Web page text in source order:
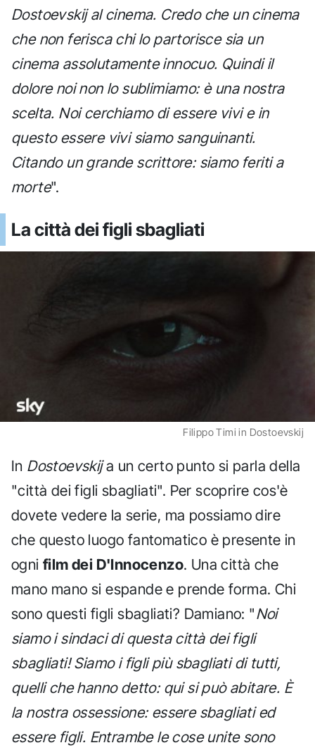
Dostoevskij al cinema. Credo che un cinema
che non ferisca chi lo partorisce sia un
cinema assolutamente innocuo. Quindi il
dolore noi non lo sublimiamo: è una nostra
scelta. Noi cerchiamo di essere vivi e in
questo essere vivi siamo sanguinanti.
Citando un grande scrittore: siamo feriti a
morte".
La città dei figli sbagliati
Filippo Timi in Dostoevskij
In Dostoevskija un certo punto si parla della
"città dei figli sbagliati". Per scoprire cos'è
dovete vedere la serie, ma possiamo dire
che questo luogo fantomatico è presente in
ogni film dei D'Innocenzo. Una città che
mano mano si espande e prende forma. Chi
sono questi figli sbagliati? Damiano: "Noi
siamo i sindaci di questa città dei figli
sbagliati! Siamo i figli più sbagliati di tutti,
quelli che hanno detto: qui si può abitare. È
la nostra ossessione: essere sbagliati ed
essere figli. Entrambe le cose unite sono